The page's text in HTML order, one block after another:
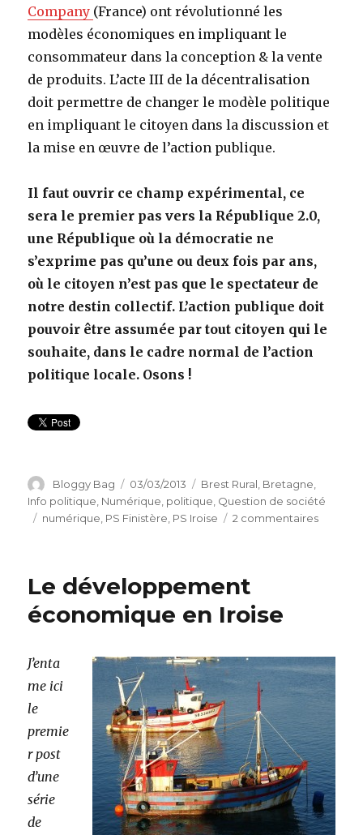
Company (France) ont révolutionné les
modèles économiques en impliquant le
consommateur dans la conception & la vente
de produits. L’acte III de la décentralisation
doit permettre de changer le modèle politique
en impliquant le citoyen dans la discussion et
la mise en œuvre de l’action publique.
Il faut ouvrir ce champ expérimental, ce
sera le premier pas vers la République 2.0,
une République où la démocratie ne
s’exprime pas qu’une ou deux fois par ans,
où le citoyen n’est pas que le spectateur de
notre destin collectif. L’action publique doit
pouvoir être assumée par tout citoyen qui le
souhaite, dans le cadre normal de l’action
politique locale. Osons !
Auteur
Bloggy Bag
Publié
le
03/03/2013 Catégories
Brest Rural Bretagne
Info politique Numérique politique Question de société
Étiquettes
numérique PS Finistère PS Iroise 2 commentaires
la
Le développement
économique en Iroise
J’enta
me ici
le
premie
r post
d’une
série
de